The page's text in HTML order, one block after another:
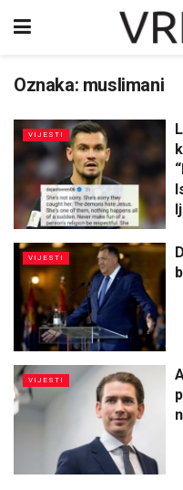
Oznaka: muslimani
VIJESTI
VIJESTI
VIJESTI